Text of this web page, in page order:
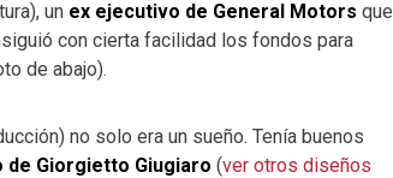
un ex ejecutivo de General Motors que
con cierta facilidad los fondos para
de abajo).
no solo era un sueño. Tenía buenos
de Giorgietto Giugiaro (ver otros diseños